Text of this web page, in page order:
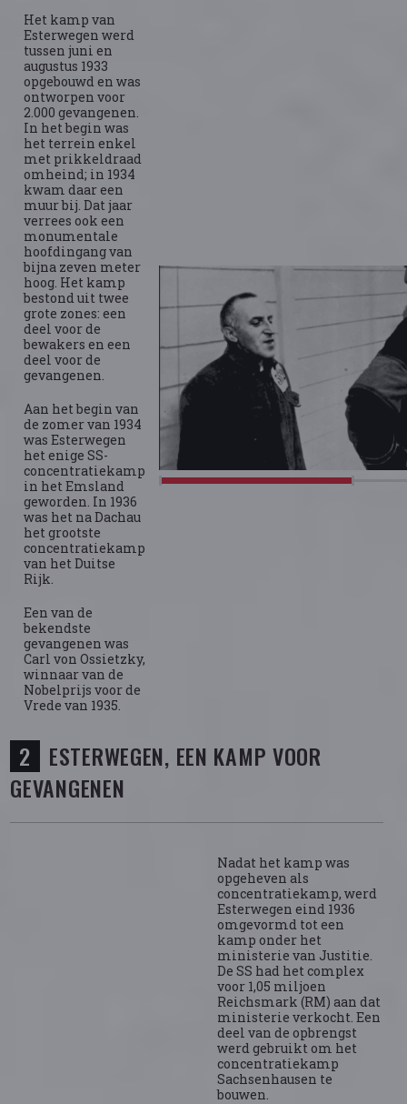
Het kamp van
Esterwegen werd
tussen juni en
augustus 1933
opgebouwd en was
ontworpen voor
2.000 gevangenen.
In het begin was
het terrein enkel
met prikkeldraad
omheind; in 1934
kwam daar een
muur bij. Dat jaar
verrees ook een
monumentale
hoofdingang van
bijna zeven meter
hoog. Het kamp
bestond uit twee
grote zones: een
deel voor de
bewakers en een
deel voor de
gevangenen.
Aan het begin van
de zomer van 1934
was Esterwegen
het enige SS-
concentratiekamp
in het Emsland
geworden. In 1936
was het na Dachau
het grootste
concentratiekamp
van het Duitse
Rijk.
Een van de
bekendste
gevangenen was
Carl von Ossietzky,
winnaar van de
Nobelprijs voor de
Vrede van 1935.
ESTERWEGEN, EEN KAMP VOOR
GEVANGENEN
Nadat het kamp was
opgeheven als
concentratiekamp, werd
Esterwegen eind 1936
omgevormd tot een
kamp onder het
ministerie van Justitie.
De SS had het complex
voor 1,05 miljoen
Reichsmark (RM) aan dat
ministerie verkocht. Een
deel van de opbrengst
werd gebruikt om het
concentratiekamp
Sachsenhausen te
bouwen.